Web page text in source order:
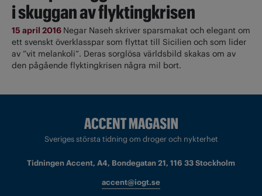
i skuggan av flyktingkrisen
15 april 2016 Negar Naseh skriver sparsmakat och elegant om
ett svenskt överklasspar som flyttat till Sicilien och som lider
av ”vit melankoli”. Deras sorglösa världsbild skakas om av
den pågående flyktingkrisen några mil bort.
Sveriges största tidning om droger och nykterhet
Tidningen Accent, A4, Bondegatan 21, 116 33 Stockholm
accent@iogt.se